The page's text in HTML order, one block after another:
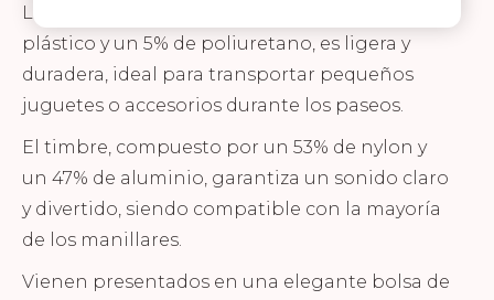
La cesta, fabricada con un 95% de ratán de
plástico y un 5% de poliuretano, es ligera y
duradera, ideal para transportar pequeños
juguetes o accesorios durante los paseos.
El timbre, compuesto por un 53% de nylon y
un 47% de aluminio, garantiza un sonido claro
y divertido, siendo compatible con la mayoría
de los manillares.
Vienen presentados en una elegante bolsa de